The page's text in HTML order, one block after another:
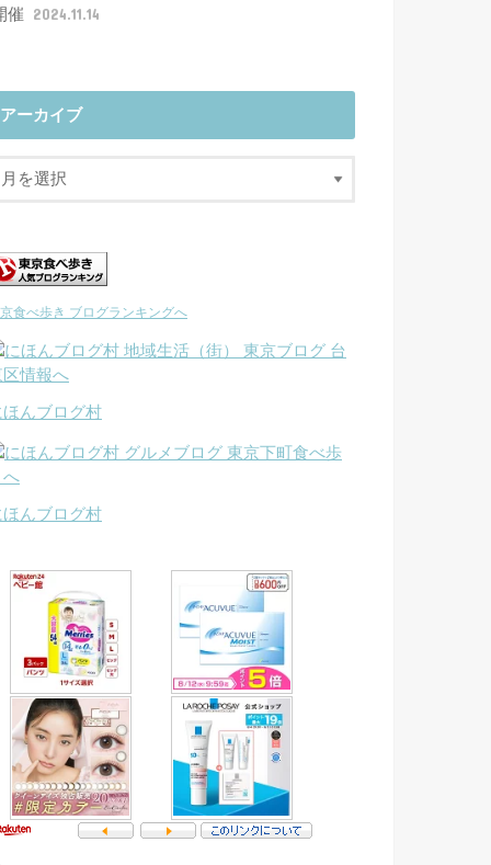
催 2024.11.14
アーカイブ
食べ歩き ブログランキングへ
ほんブログ村
ほんブログ村